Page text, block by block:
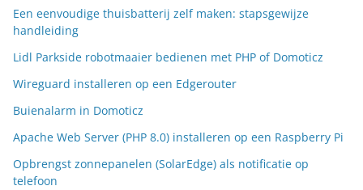
Een eenvoudige thuisbatterij zelf maken: stapsgewijze
handleiding
Lidl Parkside robotmaaier bedienen met PHP of Domoticz
Wireguard installeren op een Edgerouter
Buienalarm in Domoticz
Apache Web Server (PHP 8.0) installeren op een Raspberry Pi
Opbrengst zonnepanelen (SolarEdge) als notificatie op
telefoon